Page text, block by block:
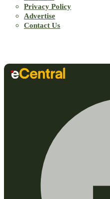
Privacy Policy
Advertise
Contact Us